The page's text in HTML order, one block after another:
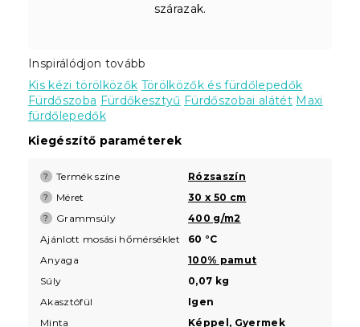
szárazak.
Inspirálódjon tovább
Kis kézi törölközők Törölközők és fürdőlepedők
Fürdőszoba Fürdőkesztyű Fürdőszobai alátét Maxi
fürdőlepedők
Kiegészítő paraméterek
? Termék színe Rózsaszín
? Méret 30 x 50 cm
? Grammsúly
400 g/m2
Ajánlott mosási hőmérséklet
60 °C
Anyaga
100% pamut
Súly
0,07 kg
Akasztófül
Igen
Minta
Képpel , Gyermek